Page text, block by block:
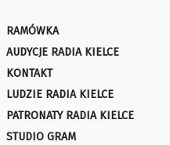
RAMÓWKA
AUDYCJE RADIA KIELCE
KONTAKT
LUDZIE RADIA KIELCE
PATRONATY RADIA KIELCE
STUDIO GRAM